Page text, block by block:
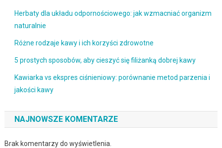
Herbaty dla układu odpornościowego: jak wzmacniać organizm
naturalnie
Różne rodzaje kawy i ich korzyści zdrowotne
5 prostych sposobów, aby cieszyć się filiżanką dobrej kawy
Kawiarka vs ekspres ciśnieniowy: porównanie metod parzenia i
jakości kawy
NAJNOWSZE KOMENTARZE
Brak komentarzy do wyświetlenia.